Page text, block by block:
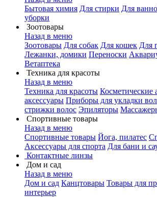
Бытовая химия Для стирки Для
уборки
Зоотовары
Назад в меню
Зоотовары Для собак Для кошек Для
Лежанки, домики Переноски
Ветаптека
Техника для красоты
Назад в меню
Техника для красоты Косметические
аксессуары Приборы для укладки
стрижки волос Эпиляторы
Спортивные товары
Назад в меню
Спортивные товары Йога, пилатес
Аксессуары для спорта Для бани и
Контактные линзы
Дом и сад
Назад в меню
Дом и сад Канцтовары Товары для
интерьер